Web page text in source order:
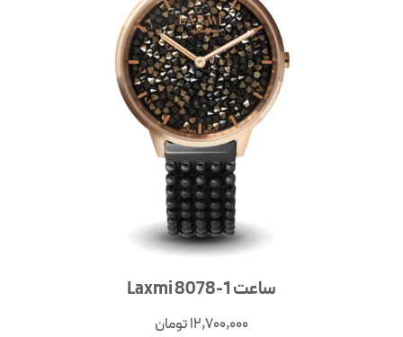
ساعت Laxmi 8078-1
12,700,000تومان